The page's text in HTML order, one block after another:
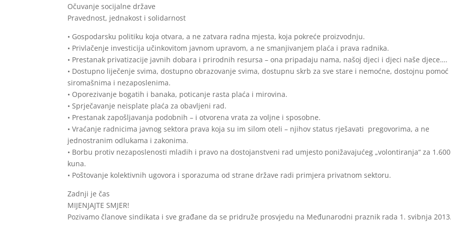
Očuvanje socijalne države
Pravednost, jednakost i solidarnost
• Gospodarsku politiku koja otvara, a ne zatvara radna mjesta, koja pokreće proizvodnju.
• Privlačenje investicija učinkovitom javnom upravom, a ne smanjivanjem plaća i prava radnika.
• Prestanak privatizacije javnih dobara i prirodnih resursa – ona pripadaju nama, našoj djeci i djeci naše djece….
• Dostupno liječenje svima, dostupno obrazovanje svima, dostupnu skrb za sve stare i nemoćne, dostojnu pomoć
siromašnima i nezaposlenima.
• Oporezivanje bogatih i banaka, poticanje rasta plaća i mirovina.
• Sprječavanje neisplate plaća za obavljeni rad.
• Prestanak zapošljavanja podobnih – i otvorena vrata za voljne i sposobne.
• Vraćanje radnicima javnog sektora prava koja su im silom oteli – njihov status rješavati pregovorima, a ne
jednostranim odlukama i zakonima.
• Borbu protiv nezaposlenosti mladih i pravo na dostojanstveni rad umjesto ponižavajućeg „volontiranja“ za 1.600
kuna.
• Poštovanje kolektivnih ugovora i sporazuma od strane države radi primjera privatnom sektoru.
Zadnji je čas
MIJENJAJTE SMJER!
Pozivamo članove sindikata i sve građane da se pridruže prosvjedu na Međunarodni praznik rada 1. svibnja